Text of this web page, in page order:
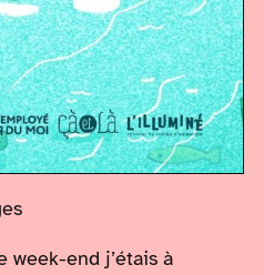
week-end j’étais à